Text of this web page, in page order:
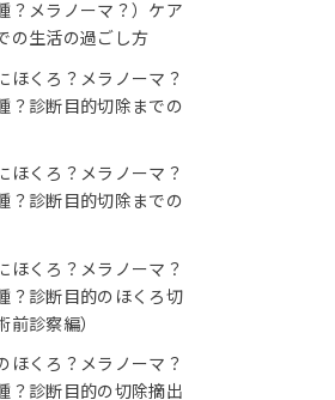
？メラノーマ？）ケア
の生活の過ごし方
ほくろ？メラノーマ？
？診断目的切除までの
ほくろ？メラノーマ？
？診断目的切除までの
ほくろ？メラノーマ？
？診断目的のほくろ切
前診察編）
ほくろ？メラノーマ？
？診断目的の切除摘出